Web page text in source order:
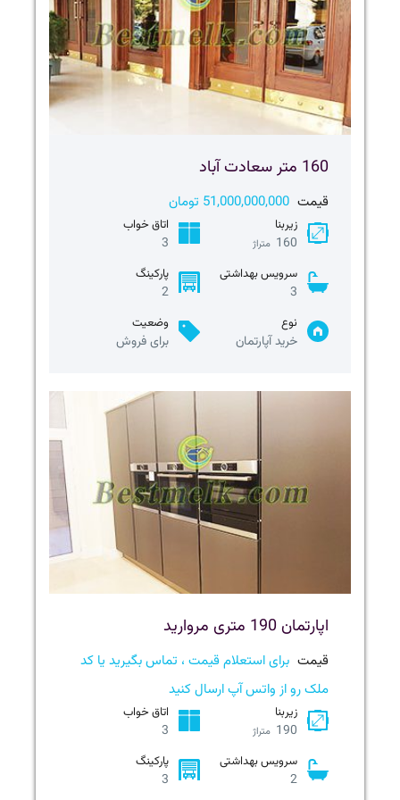
160 متر سعادت آباد
قیمت 51,000,000,000 تومان
زیربنا
160 متراژ
اتاق خواب
3
سرویس بهداشتی
3
پارکینگ
2
نوع
خرید آپارتمان
وضعیت
برای فروش
اپارتمان 190 متری مروارید
قیمت برای استعلام قیمت ، تماس بگیرید یا کد
ملک رو از واتس آپ ارسال کنید
زیربنا
190 متراژ
اتاق خواب
3
سرویس بهداشتی
2
پارکینگ
3